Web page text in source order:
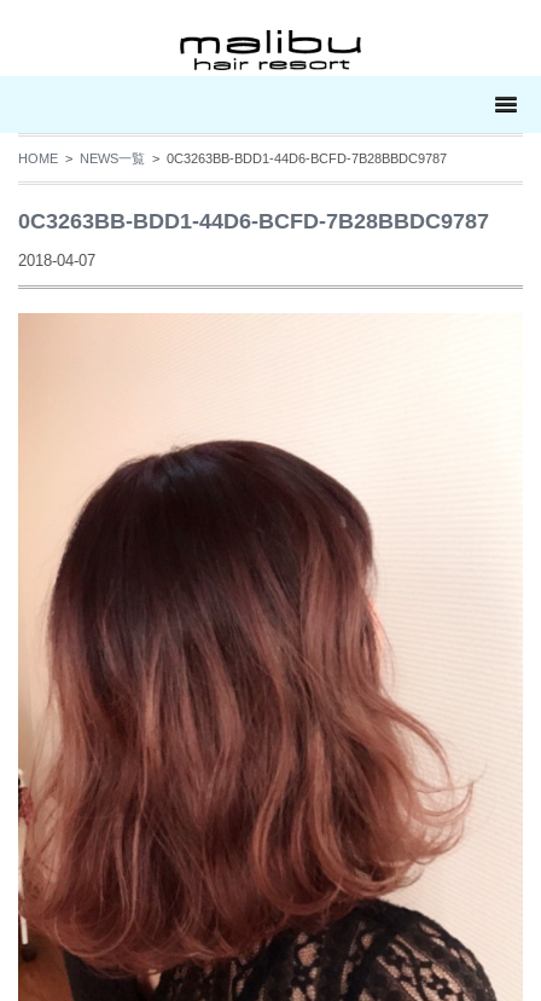
HOME > NEWS一覧 > 0C3263BB-BDD1-44D6-BCFD-7B28BBDC9787
0C3263BB-BDD1-44D6-BCFD-7B28BBDC9787
2018-04-07